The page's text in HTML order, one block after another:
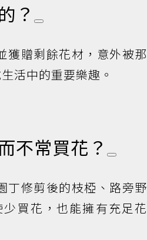
？
獲贈剩餘花材，意外被那
活中的重要樂趣。
不常買花？
丁修剪後的枝椏、路旁野
買花，也能擁有充足花